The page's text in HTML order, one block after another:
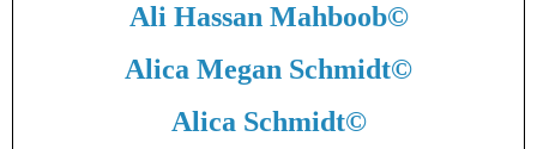
Ali Hassan Mahboob©
Alica Megan Schmidt©
Alica Schmidt©